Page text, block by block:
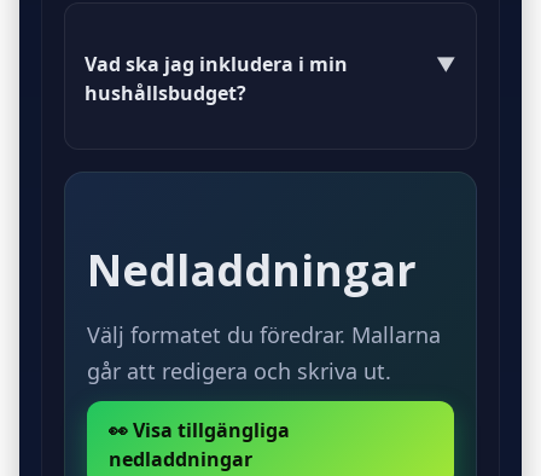
DOC-format.
Vad ska jag inkludera i min
hushållsbudget?
▼
Inkludera alla inkomster, fasta
Nedladdningar
Välj formatet du föredrar. Mallarna
går att redigera och skriva ut.
👀 Visa tillgängliga
nedladdningar